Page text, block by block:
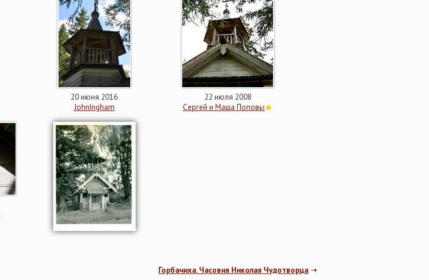
20 июня 2016
JohnIngham
22 июля 2008
Сергей и Маша Поповы
Горбачиха. Часовня Николая Чудотворца